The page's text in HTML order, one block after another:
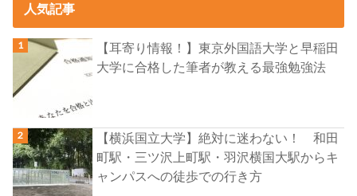
人気記事
【耳寄り情報！】東京外国語大学と早稲田
大学に合格した筆者が教える最強勉強法
【横浜国立大学】絶対に迷わない！ 和田
町駅・三ツ沢上町駅・羽沢横国大駅からキ
ャンパスへの徒歩での行き方